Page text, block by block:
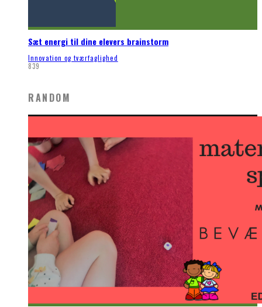
Sæt energi til dine elevers brainstorm
Innovation og tværfaglighed
839
RANDOM